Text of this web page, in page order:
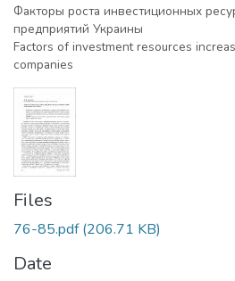
Факторы роста инвестиционных
предприятий Украины
Factors of investment resources
companies
Files
76-85.pdf(206.71 KB)
Date